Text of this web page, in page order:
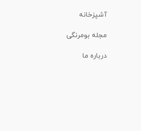
آشپزخانه
مجله بومرنگی
درباره ما